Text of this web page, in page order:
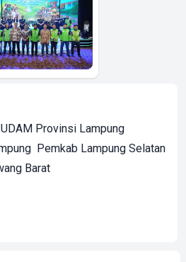
Provinsi Lampung
Pemkab Lampung Selatan
Barat